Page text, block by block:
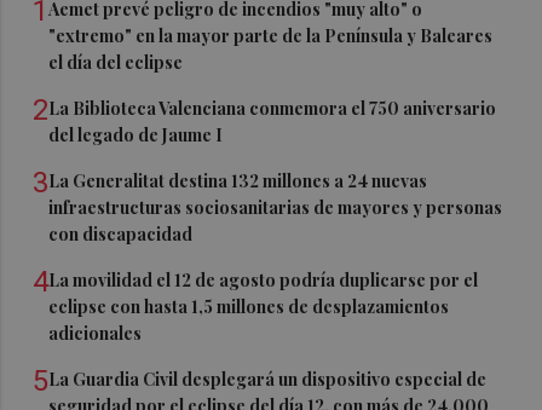
1Aemet prevé peligro de incendios "muy alto" o
"extremo" en la mayor parte de la Península y Baleares
el día del eclipse
2La Biblioteca Valenciana conmemora el 750 aniversario
del legado de Jaume I
3La Generalitat destina 132 millones a 24 nuevas
infraestructuras sociosanitarias de mayores y personas
con discapacidad
4La movilidad el 12 de agosto podría duplicarse por el
eclipse con hasta 1,5 millones de desplazamientos
adicionales
5La Guardia Civil desplegará un dispositivo especial de